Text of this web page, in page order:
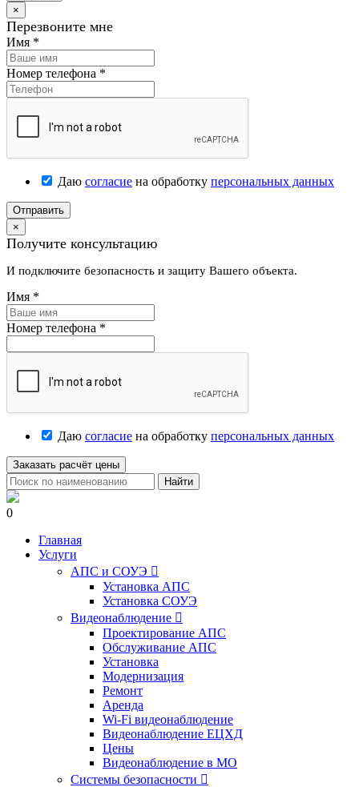
×
Перезвоните мне
Имя *
Номер телефона *
Даю согласие на обработку персональных данных
Отправить
×
Получите консультацию
И подключите безопасность и защиту Вашего объекта.
Имя *
Номер телефона *
Даю согласие на обработку персональных данных
Заказать расчёт цены
Найти
0
Главная
Услуги
АПС и СОУЭ 
Установка АПС
Установка СОУЭ
Видеонаблюдение 
Проектирование АПС
Обслуживание АПС
Установка
Модернизация
Ремонт
Аренда
Wi-Fi видеонаблюдение
Видеонаблюдение ЕЦХД
Цены
Видеонаблюдение в МО
Системы безопасности 